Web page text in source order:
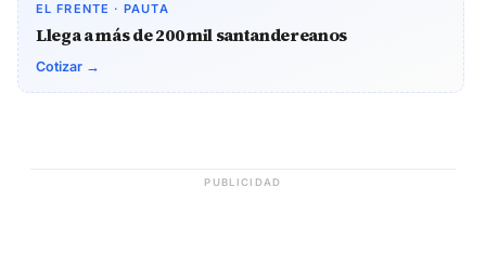
EL FRENTE · PAUTA
Llega a más de 200 mil santandereanos
Cotizar →
PUBLICIDAD